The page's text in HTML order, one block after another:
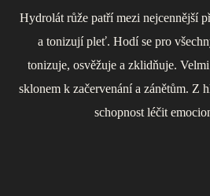
Hydrolát růže patří mezi nejcennější
a tonizují pleť. Hodí se pro
tonizuje, osvěžuje a zklidňuje.
sklonem k začervenání a zánětům. Z
schopnost léčit
onemocnění doplňuje
Voda obsahuje velké množství
jako je vápník, hořčík, draslík a
vody z Podhájske je její
bojovat proti stárnutí buněk a